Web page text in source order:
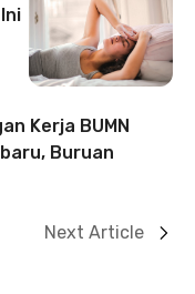
Kerja BUMN
Buruan
Next Article